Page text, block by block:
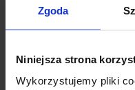
Zgoda
Niniejsza strona
Wykorzystujemy pliki